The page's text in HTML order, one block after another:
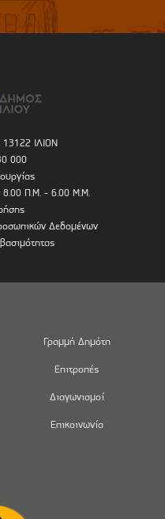
ΙΛΙΟΝ
000
8.00 Π.Μ. - 6.00 Μ.Μ.
Δεδομένων
Γραμμή Δημότη
Επιτροπές
Διαγωνισμοί
Επικοινωνία